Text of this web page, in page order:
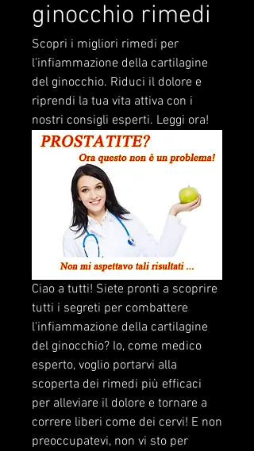
ginocchio rimedi
Scopri i migliori rimedi per
l'infiammazione della cartilagine
del ginocchio. Riduci il dolore e
riprendi la tua vita attiva con i
nostri consigli esperti. Leggi ora!
Ciao a tutti! Siete pronti a scoprire
tutti i segreti per combattere
l'infiammazione della cartilagine
del ginocchio? Io, come medico
esperto, voglio portarvi alla
scoperta dei rimedi più efficaci
per alleviare il dolore e tornare a
correre liberi come dei cervi! E non
preoccupatevi, non vi sto per